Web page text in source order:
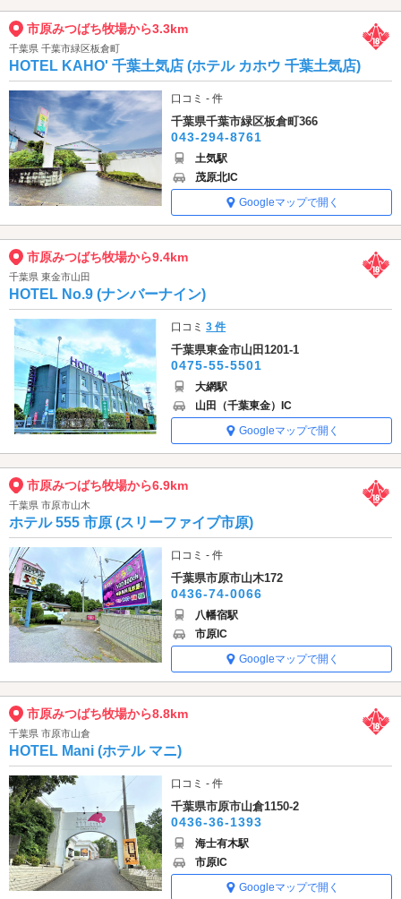
市原みつばち牧場から3.3km
千葉県 千葉市緑区板倉町
HOTEL KAHO' 千葉土気店 (ホテル カホウ 千葉土気店)
口コミ - 件
千葉県千葉市緑区板倉町366
043-294-8761
土気駅
茂原北IC
Googleマップで開く
市原みつばち牧場から9.4km
千葉県 東金市山田
HOTEL No.9 (ナンバーナイン)
口コミ3 件
千葉県東金市山田1201-1
0475-55-5501
大網駅
山田（千葉東金）IC
Googleマップで開く
市原みつばち牧場から6.9km
千葉県 市原市山木
ホテル 555 市原 (スリーファイブ市原)
口コミ - 件
千葉県市原市山木172
0436-74-0066
八幡宿駅
市原IC
Googleマップで開く
市原みつばち牧場から8.8km
千葉県 市原市山倉
HOTEL Mani (ホテル マニ)
口コミ - 件
千葉県市原市山倉1150-2
0436-36-1393
海士有木駅
市原IC
Googleマップで開く